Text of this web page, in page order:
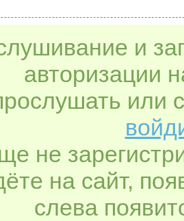
и
авторизации
или
не
на сайт,
слева